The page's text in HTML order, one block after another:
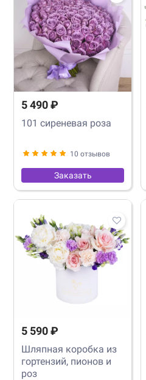
5 490 ₽
101 cиреневая роза
10 отзывов
Заказать
5 590 ₽
Шляпная коробка из
гортензий, пионов и
роз